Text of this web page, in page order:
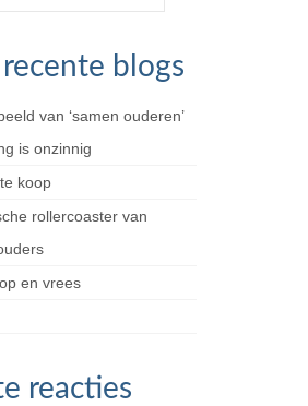
blogs
van ‘samen ouderen’
is onzinnig
koop
rollercoaster van
en vrees
reacties